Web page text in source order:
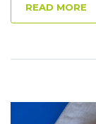
READ MORE